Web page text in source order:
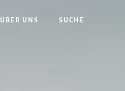
ÜBER UNS SUCHE